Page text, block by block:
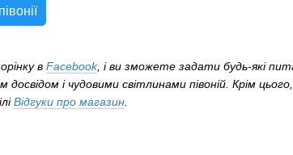
в Facebook, і ви зможете задати будь-які
досвідом і чудовими світлинами півоній. Крім
Відгуки про магазин